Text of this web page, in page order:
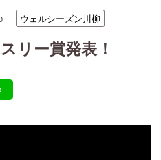
ウェルシーズン川柳
リー賞発表！